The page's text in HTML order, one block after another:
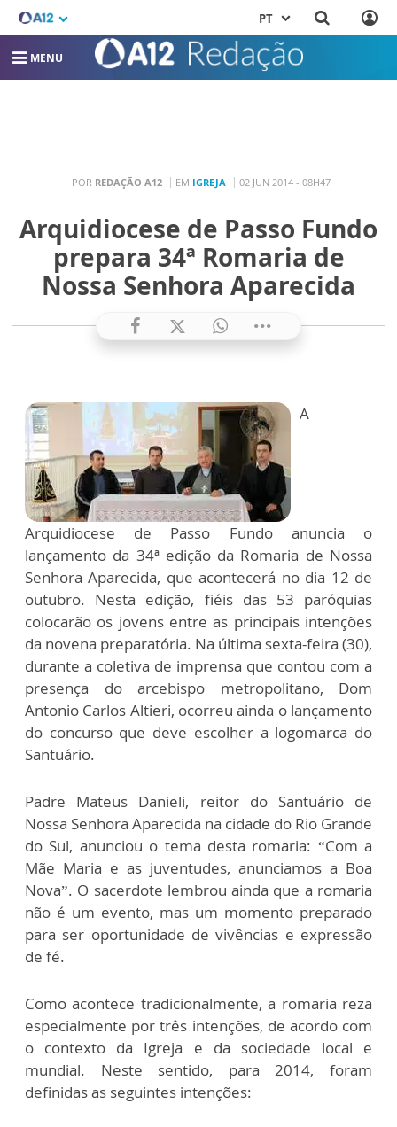
PT
MENU
POR REDAÇÃO A12 EM IGREJA 02 JUN 2014 - 08H47
Arquidiocese de Passo Fundo
prepara 34ª Romaria de
Nossa Senhora Aparecida
A
Arquidiocese de Passo Fundo anuncia o
lançamento da 34ª edição da Romaria de Nossa
Senhora Aparecida, que acontecerá no dia 12 de
outubro. Nesta edição, fiéis das 53 paróquias
colocarão os jovens entre as principais intenções
da novena preparatória. Na última sexta-feira (30),
durante a coletiva de imprensa que contou com a
presença do arcebispo metropolitano, Dom
Antonio Carlos Altieri, ocorreu ainda o lançamento
do concurso que deve escolher a logomarca do
Santuário.
Padre Mateus Danieli, reitor do Santuário de
Nossa Senhora Aparecida na cidade do Rio Grande
do Sul, anunciou o tema desta romaria: “Com a
Mãe Maria e as juventudes, anunciamos a Boa
Nova”. O sacerdote lembrou ainda que a romaria
não é um evento, mas um momento preparado
para ser oportunidade de vivências e expressão
de fé.
Como acontece tradicionalmente, a romaria reza
especialmente por três intenções, de acordo com
o contexto da Igreja e da sociedade local e
mundial. Neste sentido, para 2014, foram
definidas as seguintes intenções: